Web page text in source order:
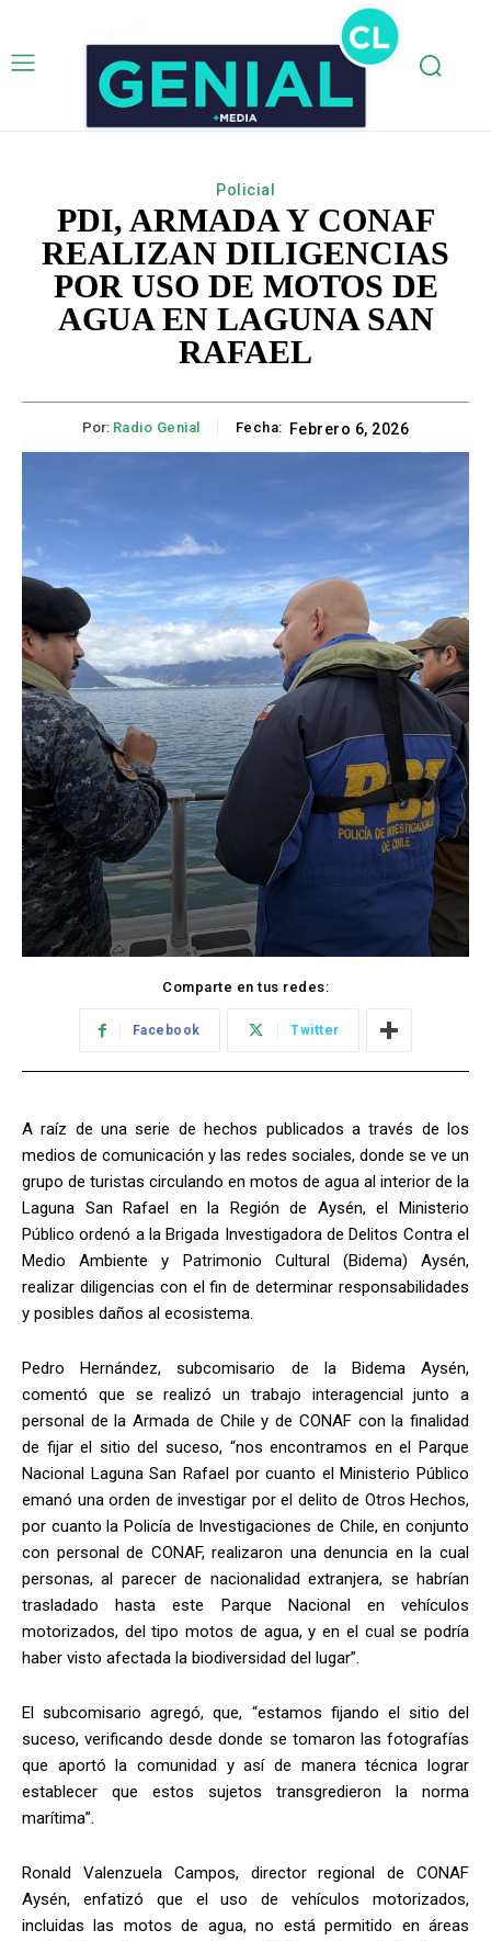
Policial
PDI, ARMADA Y CONAF
REALIZAN DILIGENCIAS
POR USO DE MOTOS DE
AGUA EN LAGUNA SAN
RAFAEL
Por: Radio Genial Fecha: Febrero 6, 2026
Comparte en tus redes:
Facebook Twitter
A raíz de una serie de hechos publicados a través de los
medios de comunicación y las redes sociales, donde se ve un
grupo de turistas circulando en motos de agua al interior de la
Laguna San Rafael en la Región de Aysén, el Ministerio
Público ordenó a la Brigada Investigadora de Delitos Contra el
Medio Ambiente y Patrimonio Cultural (Bidema) Aysén,
realizar diligencias con el fin de determinar responsabilidades
y posibles daños al ecosistema.
Pedro Hernández, subcomisario de la Bidema Aysén,
comentó que se realizó un trabajo interagencial junto a
personal de la Armada de Chile y de CONAF con la finalidad
de fijar el sitio del suceso, “nos encontramos en el Parque
Nacional Laguna San Rafael por cuanto el Ministerio Público
emanó una orden de investigar por el delito de Otros Hechos,
por cuanto la Policía de Investigaciones de Chile, en conjunto
con personal de CONAF, realizaron una denuncia en la cual
personas, al parecer de nacionalidad extranjera, se habrían
trasladado hasta este Parque Nacional en vehículos
motorizados, del tipo motos de agua, y en el cual se podría
haber visto afectada la biodiversidad del lugar”.
El subcomisario agregó, que, “estamos fijando el sitio del
suceso, verificando desde donde se tomaron las fotografías
que aportó la comunidad y así de manera técnica lograr
establecer que estos sujetos transgredieron la norma
marítima”.
Ronald Valenzuela Campos, director regional de CONAF
Aysén, enfatizó que el uso de vehículos motorizados,
incluidas las motos de agua, no está permitido en áreas